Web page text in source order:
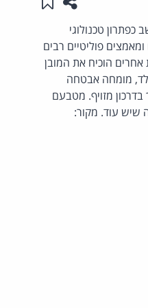
כפתרון טכנולוגי
פוליטיים רבים
הוכיח את המובן
מומחה אבטחה
מזויף. מטבעם
שיש עוד. מקור: